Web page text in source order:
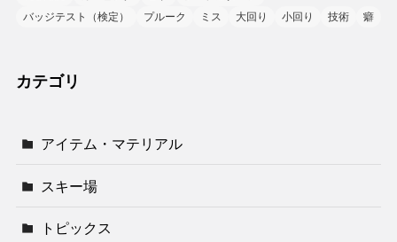
バッジテスト（検定）
プルーク ミス 大回り 小回り 技術 癖
カテゴリ
アイテム・マテリアル
スキー場
トピックス